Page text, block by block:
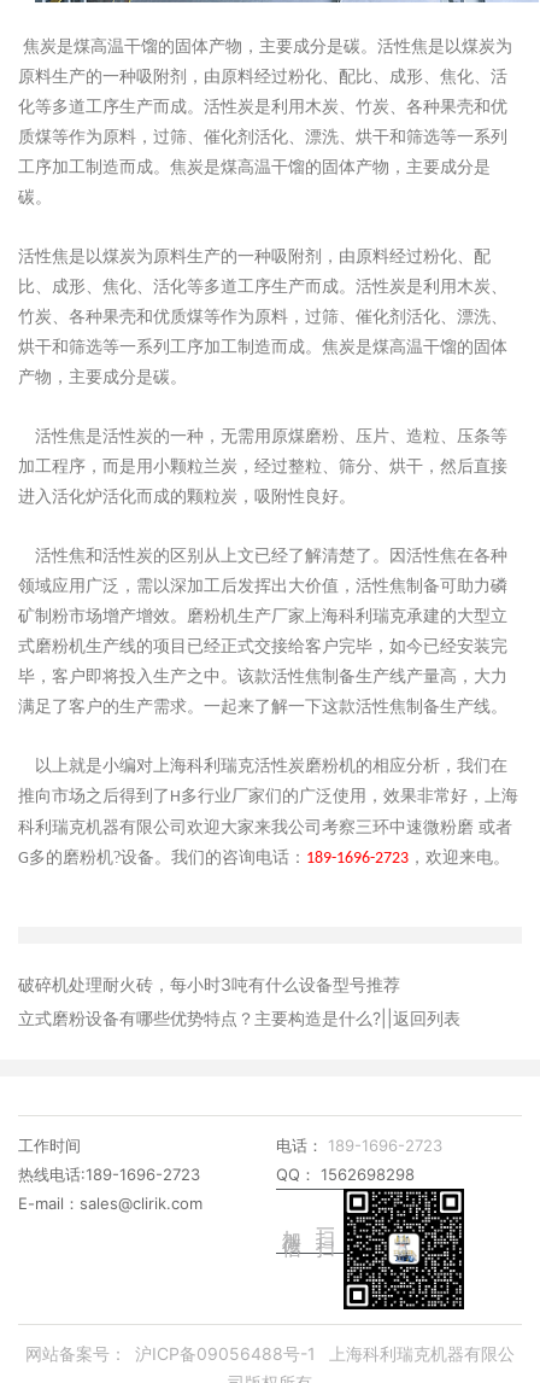
焦炭是煤高温干馏的固体产物，主要成分是碳。活性焦是以煤炭为
原料生产的一种吸附剂，由原料经过粉化、配比、成形、焦化、活
化等多道工序生产而成。活性炭是利用木炭、竹炭、各种果壳和优
质煤等作为原料，过筛、催化剂活化、漂洗、烘干和筛选等一系列
工序加工制造而成。焦炭是煤高温干馏的固体产物，主要成分是
碳。
活性焦是以煤炭为原料生产的一种吸附剂，由原料经过粉化、配
比、成形、焦化、活化等多道工序生产而成。活性炭是利用木炭、
竹炭、各种果壳和优质煤等作为原料，过筛、催化剂活化、漂洗、
烘干和筛选等一系列工序加工制造而成。焦炭是煤高温干馏的固体
产物，主要成分是碳。
活性焦是活性炭的一种，无需用原煤磨粉、压片、造粒、压条等
加工程序，而是用小颗粒兰炭，经过整粒、筛分、烘干，然后直接
进入活化炉活化而成的颗粒炭，吸附性良好。
活性焦和活性炭的区别从上文已经了解清楚了。因活性焦在各种
领域应用广泛，需以深加工后发挥出大价值，活性焦制备可助力磷
矿制粉市场增产增效。磨粉机生产厂家上海科利瑞克承建的大型立
式磨粉机生产线的项目已经正式交接给客户完毕，如今已经安装完
毕，客户即将投入生产之中。该款活性焦制备生产线产量高，大力
满足了客户的生产需求。一起来了解一下这款活性焦制备生产线。
以上就是小编对上海科利瑞克活性炭磨粉机的相应分析，我们在
推向市场之后得到了 H多行业厂家们的广泛使用，效果非常好，上海
科利瑞克机器有限公司欢迎大家来我公司考察三环中速微粉磨 或者
G多的磨粉机?设备。我们的咨询电话： 189-1696-2723 ，欢迎来电。
破碎机处理耐火砖，每小时3吨有什么设备型号推荐
立式磨粉设备有哪些优势特点？主要构造是什么? ||返回列表
工作时间
热线电话:189-1696-2723
电话： 189-1696-2723
QQ： 1562698298
E-mail：sales@clirik.com
网站备案号： 沪ICP备09056488号-1
上海科利瑞克机器有限公